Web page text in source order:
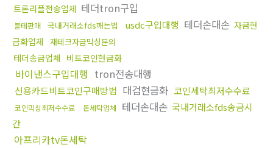
트론리플전송업체 테더tron구입
블테판매 국내거래소fds깨는법 usdc구입대행 테더손대손 자금현
금화업체 재테크자금믹싱문의
테더송금업체 비트코인현금화
바이낸스구입대행 tron전송대행
신용카드비트코인구매방법 대검현금화 코인세탁최저수수료
코인믹싱최저수수료 돈세탁업체 테더손대손 국내거래소fds송금시
간
아프리카tv돈세탁